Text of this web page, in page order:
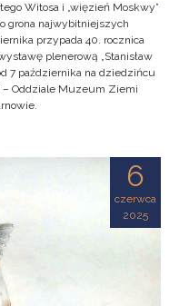
Witosa i „więzień Moskwy”
grona najwybitniejszych
przypada 40. rocznica
plenerową „Stanisław
7 października na dziedzińcu
– Oddziale Muzeum Ziemi
6
czerwca
2025